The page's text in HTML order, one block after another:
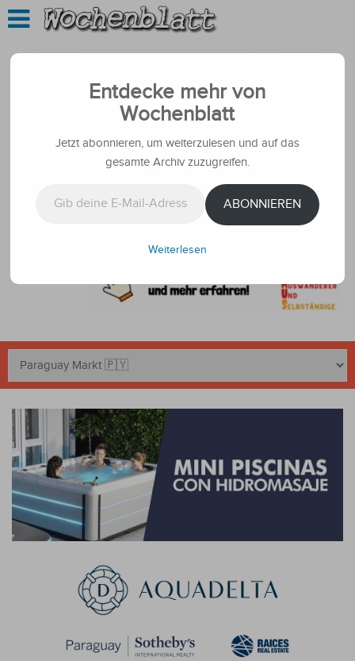
Entdecke mehr von
Wochenblatt
Jetzt abonnieren, um weiterzulesen und auf das
gesamte Archiv zuzugreifen.
ABONNIEREN
Weiterlesen